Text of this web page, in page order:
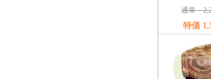
通常
特価